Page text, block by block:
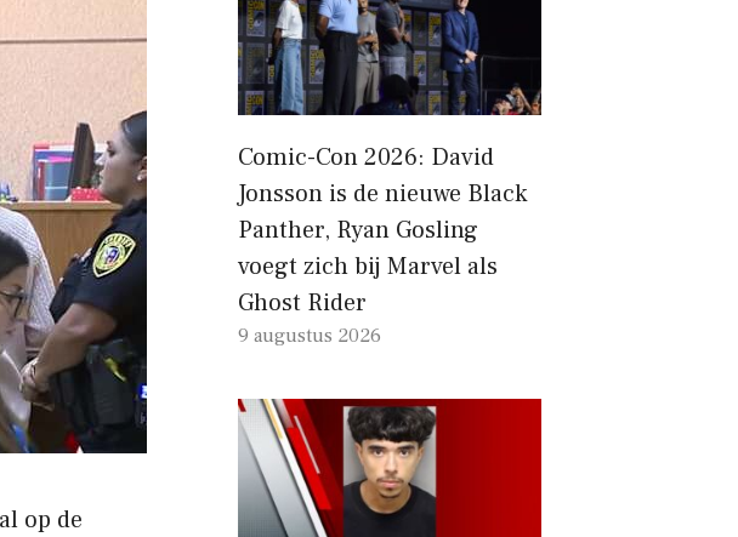
op de
Comic-Con 2026: David
Jonsson is de nieuwe Black
Panther, Ryan Gosling
voegt zich bij Marvel als
Ghost Rider
9 augustus 2026